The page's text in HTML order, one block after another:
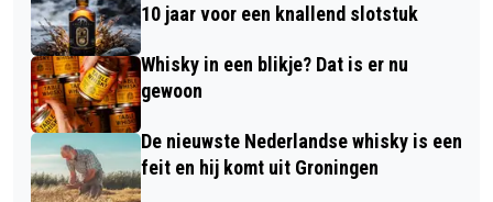
10 jaar voor een knallend slotstuk
Whisky in een blikje? Dat is er nu
gewoon
De nieuwste Nederlandse whisky is een
feit en hij komt uit Groningen